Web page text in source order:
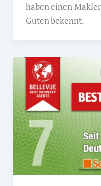
haben einen
Guten bekennt.